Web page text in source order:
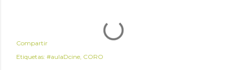
Compartir
Etiquetas: #aulaDcine CORO